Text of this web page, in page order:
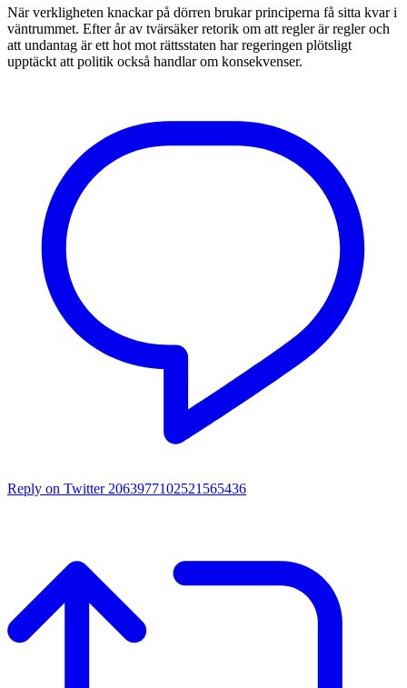
När verkligheten knackar på dörren brukar principerna få sitta kvar i
väntrummet. Efter år av tvärsäker retorik om att regler är regler och
att undantag är ett hot mot rättsstaten har regeringen plötsligt
upptäckt att politik också handlar om konsekvenser.
Reply on Twitter 2063977102521565436